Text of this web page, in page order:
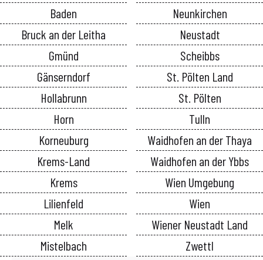
Baden
Bruck an der Leitha
Gmünd
Gänserndorf
Hollabrunn
Horn
Korneuburg
Krems-Land
Krems
Lilienfeld
Melk
Mistelbach
Neunkirchen
Neustadt
Scheibbs
St. Pölten Land
St. Pölten
Tulln
Waidhofen an der Thaya
Waidhofen an der Ybbs
Wien Umgebung
Wien
Wiener Neustadt Land
Zwettl